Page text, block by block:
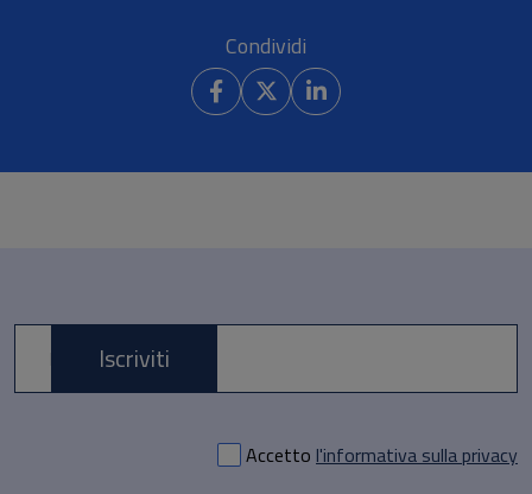
Condividi
E-mail *
Accetto l'informativa sulla privacy
Iscriviti